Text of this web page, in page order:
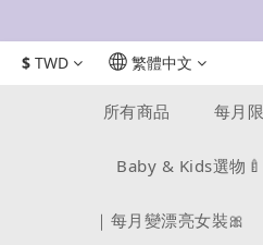
$ TWD 繁體中文
所有商品 每月
Baby & Kids選物🍼
｜每月變漂亮女裝🎀